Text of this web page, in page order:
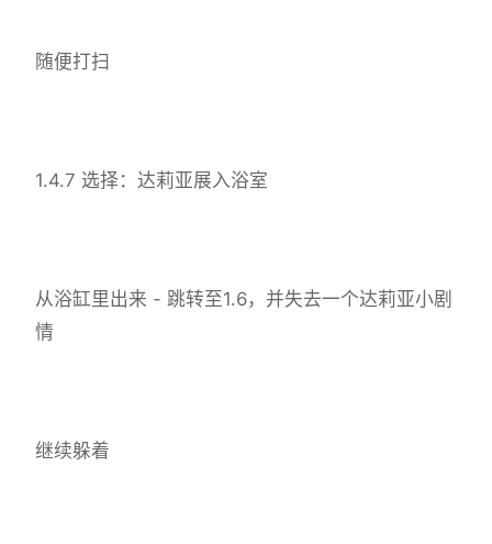
随便打扫
1.4.7 选择：达莉亚展入浴室
从浴缸里出来 - 跳转至1.6，并失去一个达莉亚小剧
情
继续躲着